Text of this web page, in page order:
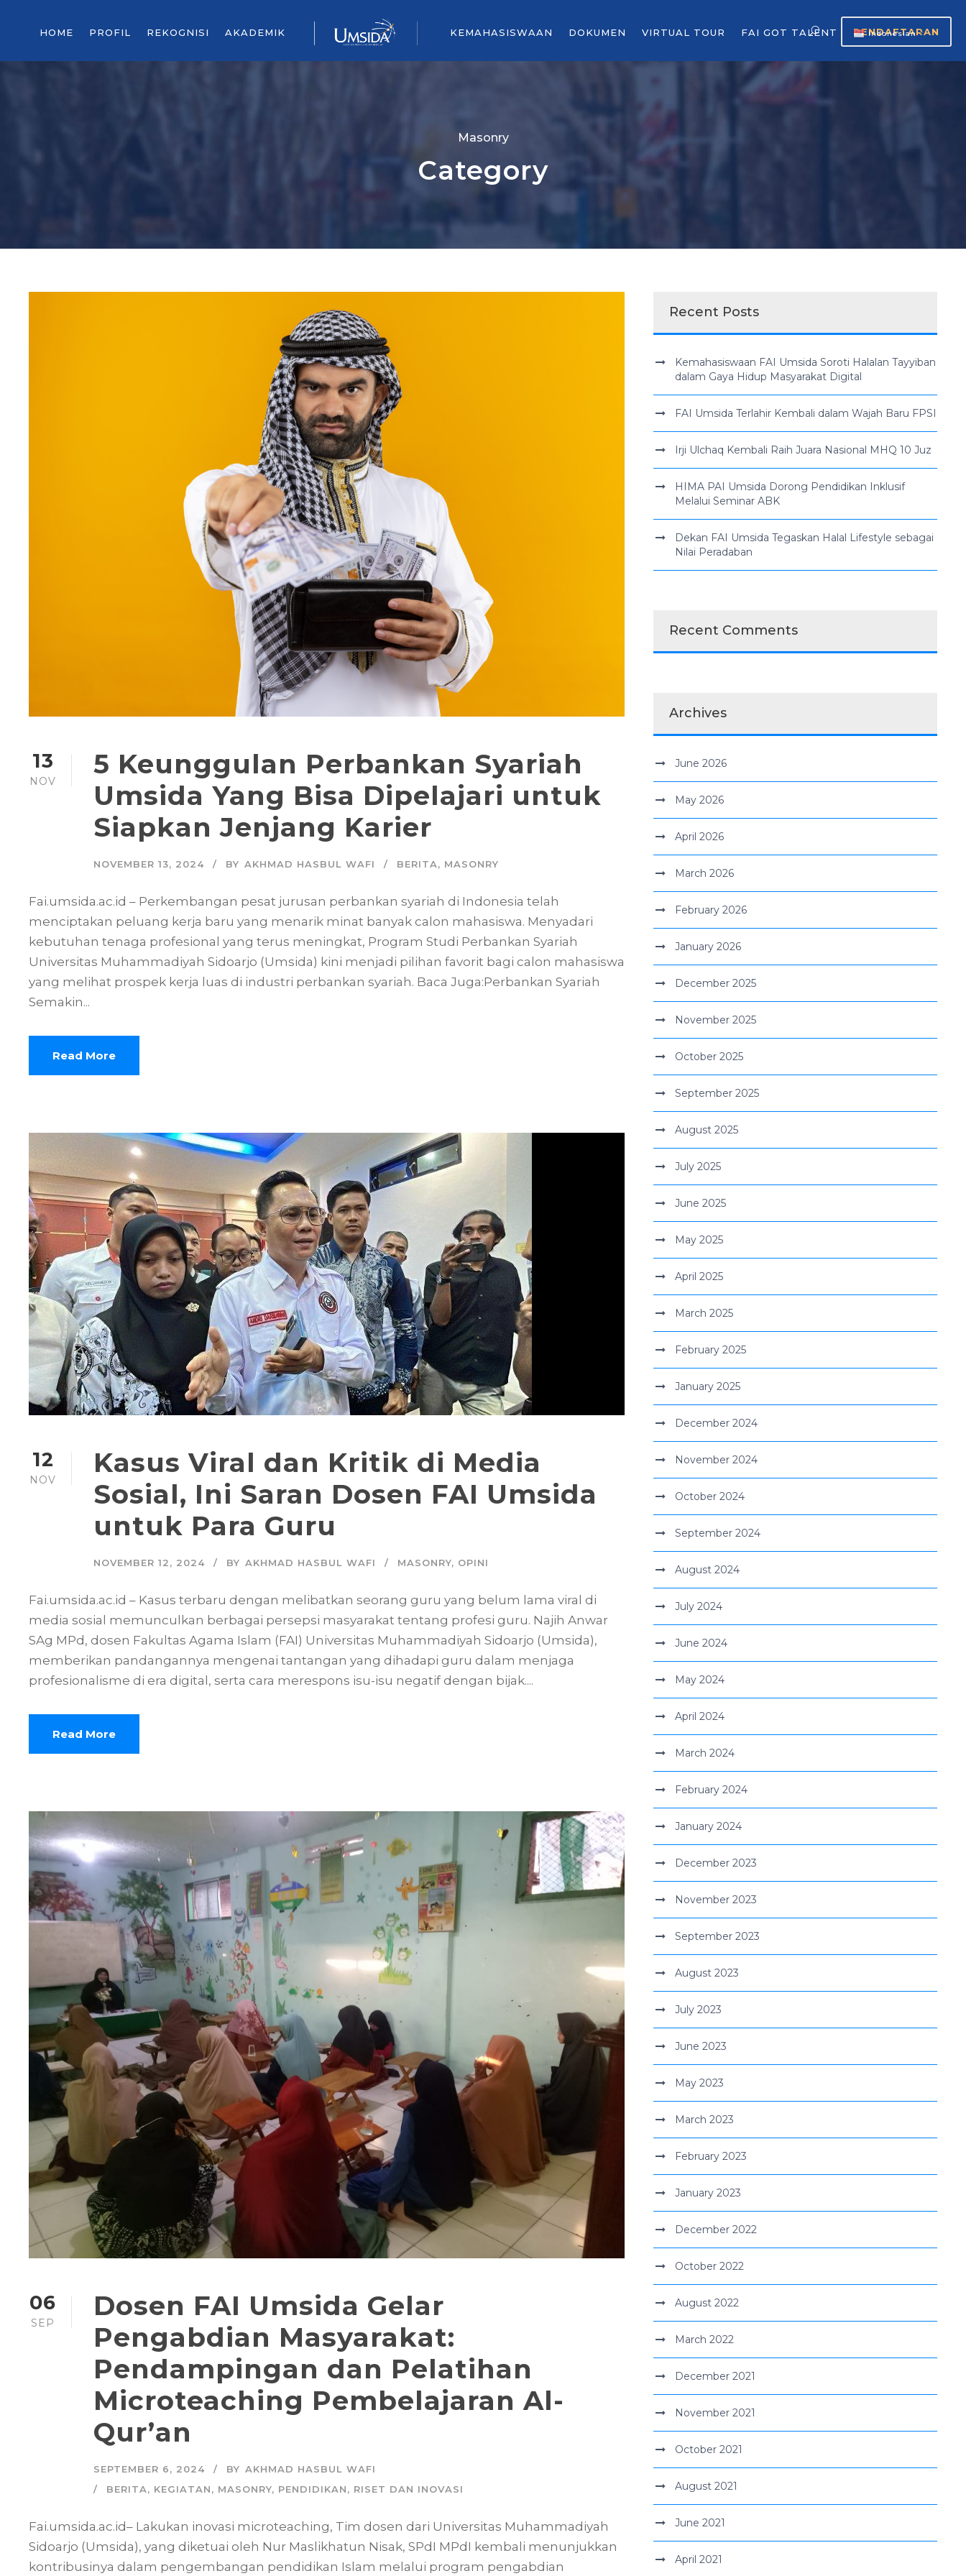
HOME PROFIL REKOGNISI AKADEMIK KEMAHASISWAAN DOKUMEN VIRTUAL TOUR FAI GOT TALENT Indonesian ▼
PENDAFTARAN
Masonry
Category
13
NOV
5 Keunggulan Perbankan Syariah
Umsida Yang Bisa Dipelajari untuk
Siapkan Jenjang Karier
NOVEMBER 13, 2024 BY AKHMAD HASBUL WAFI BERITA, MASONRY
Fai.umsida.ac.id – Perkembangan pesat jurusan perbankan syariah di Indonesia telah
menciptakan peluang kerja baru yang menarik minat banyak calon mahasiswa. Menyadari
kebutuhan tenaga profesional yang terus meningkat, Program Studi Perbankan Syariah
Universitas Muhammadiyah Sidoarjo (Umsida) kini menjadi pilihan favorit bagi calon mahasiswa
yang melihat prospek kerja luas di industri perbankan syariah. Baca Juga:Perbankan Syariah
Semakin...
Read More
12
NOV
Kasus Viral dan Kritik di Media
Sosial, Ini Saran Dosen FAI Umsida
untuk Para Guru
NOVEMBER 12, 2024 BY AKHMAD HASBUL WAFI MASONRY, OPINI
Fai.umsida.ac.id – Kasus terbaru dengan melibatkan seorang guru yang belum lama viral di
media sosial memunculkan berbagai persepsi masyarakat tentang profesi guru. Najih Anwar
SAg MPd, dosen Fakultas Agama Islam (FAI) Universitas Muhammadiyah Sidoarjo (Umsida),
memberikan pandangannya mengenai tantangan yang dihadapi guru dalam menjaga
profesionalisme di era digital, serta cara merespons isu-isu negatif dengan bijak....
Read More
06
SEP
Dosen FAI Umsida Gelar
Pengabdian Masyarakat:
Pendampingan dan Pelatihan
Microteaching Pembelajaran Al-
Qur’an
SEPTEMBER 6, 2024 BY AKHMAD HASBUL WAFI
BERITA, KEGIATAN, MASONRY, PENDIDIKAN, RISET DAN INOVASI
Fai.umsida.ac.id– Lakukan inovasi microteaching, Tim dosen dari Universitas Muhammadiyah
Sidoarjo (Umsida), yang diketuai oleh Nur Maslikhatun Nisak, SPdI MPdI kembali menunjukkan
kontribusinya dalam pengembangan pendidikan Islam melalui program pengabdian
Recent Posts
Kemahasiswaan FAI Umsida Soroti Halalan Tayyiban
dalam Gaya Hidup Masyarakat Digital
FAI Umsida Terlahir Kembali dalam Wajah Baru FPSI
Irji Ulchaq Kembali Raih Juara Nasional MHQ 10 Juz
HIMA PAI Umsida Dorong Pendidikan Inklusif
Melalui Seminar ABK
Dekan FAI Umsida Tegaskan Halal Lifestyle sebagai
Nilai Peradaban
Recent Comments
Archives
June 2026
May 2026
April 2026
March 2026
February 2026
January 2026
December 2025
November 2025
October 2025
September 2025
August 2025
July 2025
June 2025
May 2025
April 2025
March 2025
February 2025
January 2025
December 2024
November 2024
October 2024
September 2024
August 2024
July 2024
June 2024
May 2024
April 2024
March 2024
February 2024
January 2024
December 2023
November 2023
September 2023
August 2023
July 2023
June 2023
May 2023
March 2023
February 2023
January 2023
December 2022
October 2022
August 2022
March 2022
December 2021
November 2021
October 2021
August 2021
June 2021
April 2021